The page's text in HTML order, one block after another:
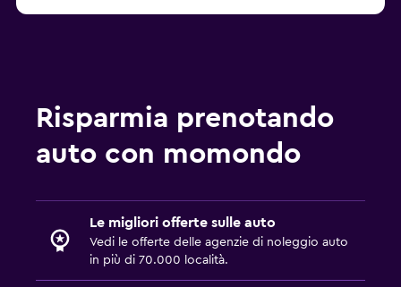
Risparmia prenotando
auto con momondo
Le migliori offerte sulle auto
Vedi le offerte delle agenzie di noleggio auto
in più di 70.000 località.